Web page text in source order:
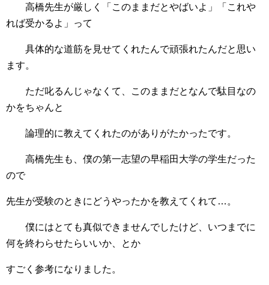
高橋先生が厳しく「このままだとやばいよ」「これや
れば受かるよ」って
具体的な道筋を見せてくれたんで頑張れたんだと思い
ます。
ただ叱るんじゃなくて、このままだとなんで駄目なの
かをちゃんと
論理的に教えてくれたのがありがたかったです。
高橋先生も、僕の第一志望の早稲田大学の学生だった
ので
先生が受験のときにどうやったかを教えてくれて…。
僕にはとても真似できませんでしたけど、いつまでに
何を終わらせたらいいか、とか
すごく参考になりました。